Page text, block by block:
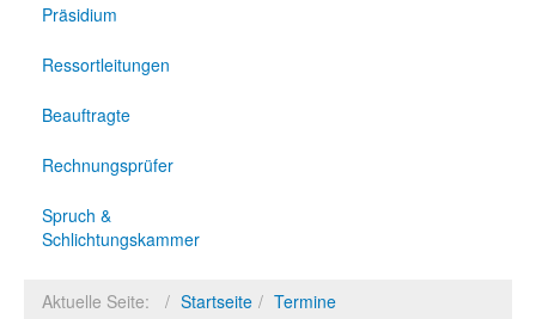
Präsidium
Ressortleitungen
Beauftragte
Rechnungsprüfer
Spruch &
Schlichtungskammer
Aktuelle Seite: Startseite
Termine